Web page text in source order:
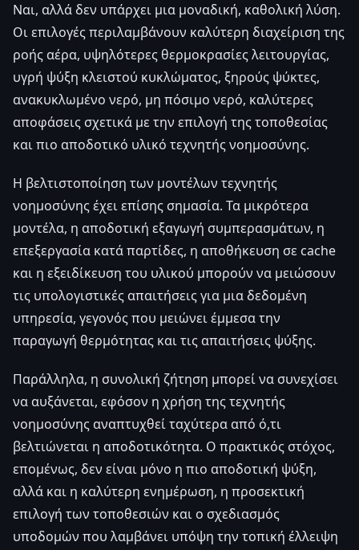
Ναι, αλλά δεν υπάρχει μια μοναδική, καθολική λύση.
Οι επιλογές περιλαμβάνουν καλύτερη διαχείριση της
ροής αέρα, υψηλότερες θερμοκρασίες λειτουργίας,
υγρή ψύξη κλειστού κυκλώματος, ξηρούς ψύκτες,
ανακυκλωμένο νερό, μη πόσιμο νερό, καλύτερες
αποφάσεις σχετικά με την επιλογή της τοποθεσίας
και πιο αποδοτικό υλικό τεχνητής νοημοσύνης.
Η βελτιστοποίηση των μοντέλων τεχνητής
νοημοσύνης έχει επίσης σημασία. Τα μικρότερα
μοντέλα, η αποδοτική εξαγωγή συμπερασμάτων, η
επεξεργασία κατά παρτίδες, η αποθήκευση σε cache
και η εξειδίκευση του υλικού μπορούν να μειώσουν
τις υπολογιστικές απαιτήσεις για μια δεδομένη
υπηρεσία, γεγονός που μειώνει έμμεσα την
παραγωγή θερμότητας και τις απαιτήσεις ψύξης.
Παράλληλα, η συνολική ζήτηση μπορεί να συνεχίσει
να αυξάνεται, εφόσον η χρήση της τεχνητής
νοημοσύνης αναπτυχθεί ταχύτερα από ό,τι
βελτιώνεται η αποδοτικότητα. Ο πρακτικός στόχος,
επομένως, δεν είναι μόνο η πιο αποδοτική ψύξη,
αλλά και η καλύτερη ενημέρωση, η προσεκτική
επιλογή των τοποθεσιών και ο σχεδιασμός
υποδομών που λαμβάνει υπόψη την τοπική έλλειψη